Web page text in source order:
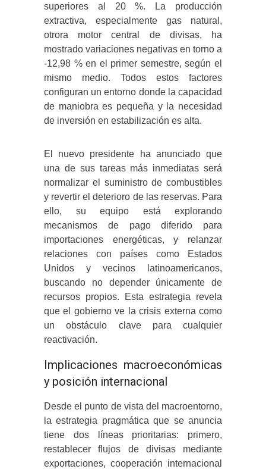
superiores al 20 %. La producción
extractiva, especialmente gas natural,
otrora motor central de divisas, ha
mostrado variaciones negativas en torno a
-12,98 % en el primer semestre, según el
mismo medio. Todos estos factores
configuran un entorno donde la capacidad
de maniobra es pequeña y la necesidad
de inversión en estabilización es alta.
El nuevo presidente ha anunciado que
una de sus tareas más inmediatas será
normalizar el suministro de combustibles
y revertir el deterioro de las reservas. Para
ello, su equipo está explorando
mecanismos de pago diferido para
importaciones energéticas, y relanzar
relaciones con países como Estados
Unidos y vecinos latinoamericanos,
buscando no depender únicamente de
recursos propios. Esta estrategia revela
que el gobierno ve la crisis externa como
un obstáculo clave para cualquier
reactivación.
Implicaciones macroeconómicas
y posición internacional
Desde el punto de vista del macroentorno,
la estrategia pragmática que se anuncia
tiene dos líneas prioritarias: primero,
restablecer flujos de divisas mediante
exportaciones, cooperación internacional